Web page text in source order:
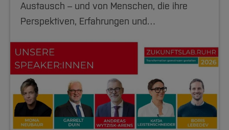
Austausch – und von Menschen, die ihre
Perspektiven, Erfahrungen und…